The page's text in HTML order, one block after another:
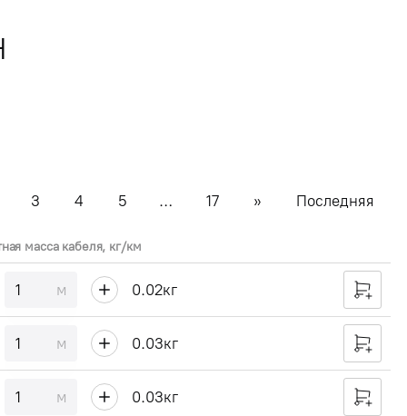
3 4 5 … 17 » Последняя
масса кабеля, кг/км
м 0.02кг
м 0.03кг
м 0.03кг